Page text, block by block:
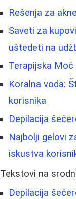
Rešenja za
Saveti za
uštedeti na
Terapijska
Koralna voda:
korisnika
Depilacija
Najbolji gelovi
iskustva
Tekstovi na
Depilacija